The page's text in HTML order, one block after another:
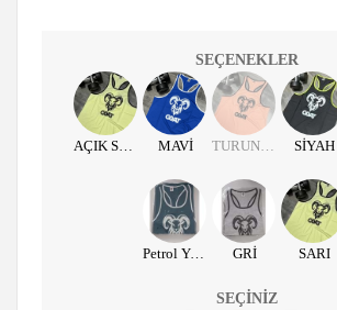
SEÇENEKLER
MAVİ SİYAH
Petrol Yeşili GRİ SARI
SEÇINIZ